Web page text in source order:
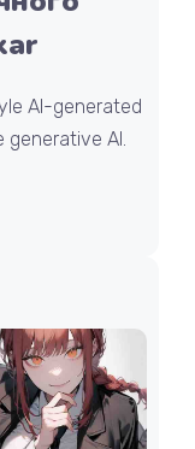
AI-generated
AI.